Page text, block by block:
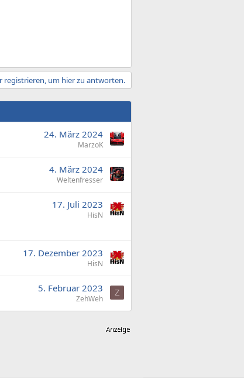
registrieren, um hier zu antworten.
24. März 2024
MarzoK
4. März 2024
Weltenfresser
17. Juli 2023
HisN
17. Dezember 2023
HisN
5. Februar 2023
ZehWeh
Z